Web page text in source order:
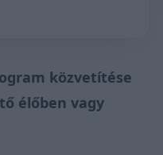
közvetítése
élőben vagy